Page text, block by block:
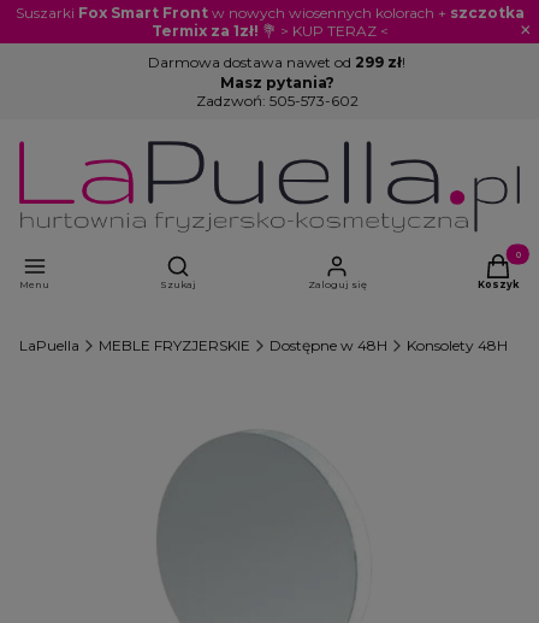
Suszarki Fox Smart Frontw nowych wiosennych kolorach + szczotka
Termix za 1zł! 💐 > KUP TERAZ < ×
Darmowa dostawa nawet od 299 zł!
Masz pytania?
Zadzwoń: 505-573-602
Menu
Otwórz wyszukiwarkę
Szukaj Zaloguj się Koszyk
LaPuella MEBLE FRYZJERSKIE Dostępne w 48H Konsolety 48H